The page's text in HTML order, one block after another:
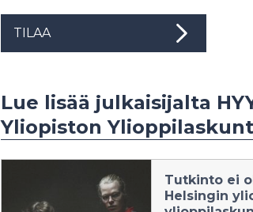
TILAA
Lue lisää julkaisijalta
Yliopiston
Tutkinto ei
Helsingin